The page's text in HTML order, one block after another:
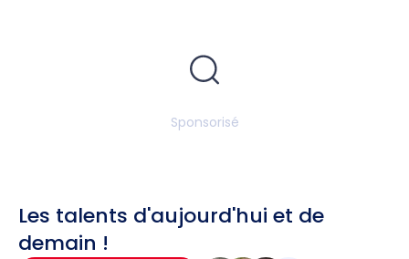
Sponsorisé
Les talents d'aujourd'hui et de
demain !